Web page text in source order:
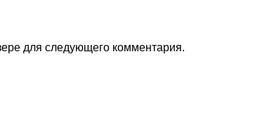
для следующего комментария.